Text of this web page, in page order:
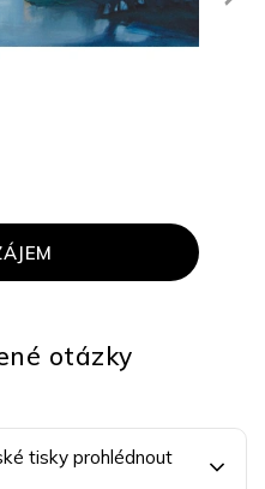
otázky
tisky prohlédnout